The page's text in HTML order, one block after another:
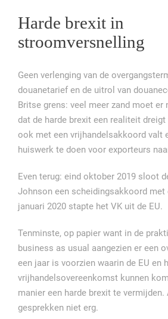
Harde brexit in
stroomversnelling
Geen verlenging van de
douanetarief en de uitrol van
Britse grens: veel meer zand moet er
dat de harde brexit een realiteit
ook met een vrijhandelsakkoord valt
huiswerk te doen voor exporteurs
Even terug: eind oktober 2019 sloot
Johnson een scheidingsakkoord met
januari 2020 stapte het VK uit de EU.
Tenminste, op papier want in de
business as usual aangezien er een
een jaar is voorzien waarin de EU en
vrijhandelsovereenkomst kunnen
manier een harde brexit te
gesprekken niet erg.